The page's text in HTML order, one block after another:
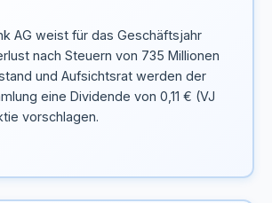
AG weist für das Geschäftsjahr
nach Steuern von 735 Millionen
und Aufsichtsrat werden der
eine Dividende von 0,11 € (VJ
vorschlagen.